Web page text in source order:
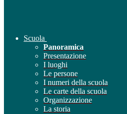
Scuola
Panoramica
Presentazione
I luoghi
Le persone
I numeri della scuola
Le carte della scuola
Organizzazione
La storia